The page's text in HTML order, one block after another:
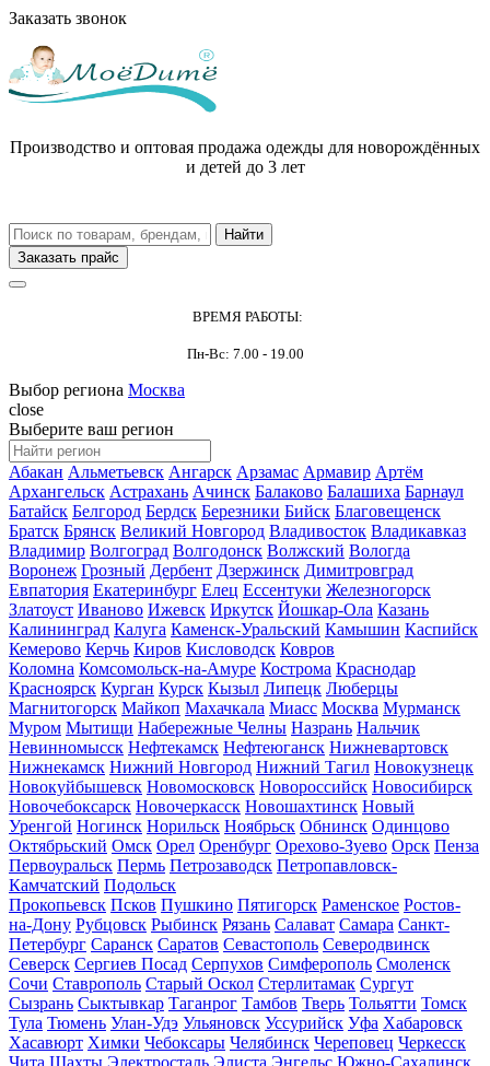
Заказать звонок
Производство и оптовая продажа одежды для новорождённых
и детей до 3 лет
Заказать прайс
ВРЕМЯ РАБОТЫ:
Пн-Вс: 7.00 - 19.00
Выбор региона Москва
close
Выберите ваш регион
Абакан Альметьевск Ангарск Арзамас Армавир Артём
Архангельск Астрахань Ачинск Балаково Балашиха Барнаул
Батайск Белгород Бердск Березники Бийск Благовещенск
Братск Брянск Великий Новгород Владивосток Владикавказ
Владимир Волгоград Волгодонск Волжский Вологда
Воронеж Грозный Дербент Дзержинск Димитровград
Евпатория Екатеринбург Елец Ессентуки Железногорск
Златоуст Иваново Ижевск Иркутск Йошкар-Ола Казань
Калининград Калуга Каменск-Уральский Камышин Каспийск
Кемерово Керчь Киров Кисловодск Ковров
Коломна Комсомольск-на-Амуре Кострома Краснодар
Красноярск Курган Курск Кызыл Липецк Люберцы
Магнитогорск Майкоп Махачкала Миасс Москва Мурманск
Муром Мытищи Набережные Челны Назрань Нальчик
Невинномысск Нефтекамск Нефтеюганск Нижневартовск
Нижнекамск Нижний Новгород Нижний Тагил Новокузнецк
Новокуйбышевск Новомосковск Новороссийск Новосибирск
Новочебоксарск Новочеркасск Новошахтинск Новый
Уренгой Ногинск Норильск Ноябрьск Обнинск Одинцово
Октябрьский Омск Орел Оренбург Орехово-Зуево Орск Пенза
Первоуральск Пермь Петрозаводск Петропавловск-
Камчатский Подольск
Прокопьевск Псков Пушкино Пятигорск Раменское Ростов-
на-Дону Рубцовск Рыбинск Рязань Салават Самара Санкт-
Петербург Саранск Саратов Севастополь Северодвинск
Северск Сергиев Посад Серпухов Симферополь Смоленск
Сочи Ставрополь Старый Оскол Стерлитамак Сургут
Сызрань Сыктывкар Таганрог Тамбов Тверь Тольятти Томск
Тула Тюмень Улан-Удэ Ульяновск Уссурийск Уфа Хабаровск
Хасавюрт Химки Чебоксары Челябинск Череповец Черкесск
Чита Шахты Электросталь Элиста Энгельс Южно-Сахалинск